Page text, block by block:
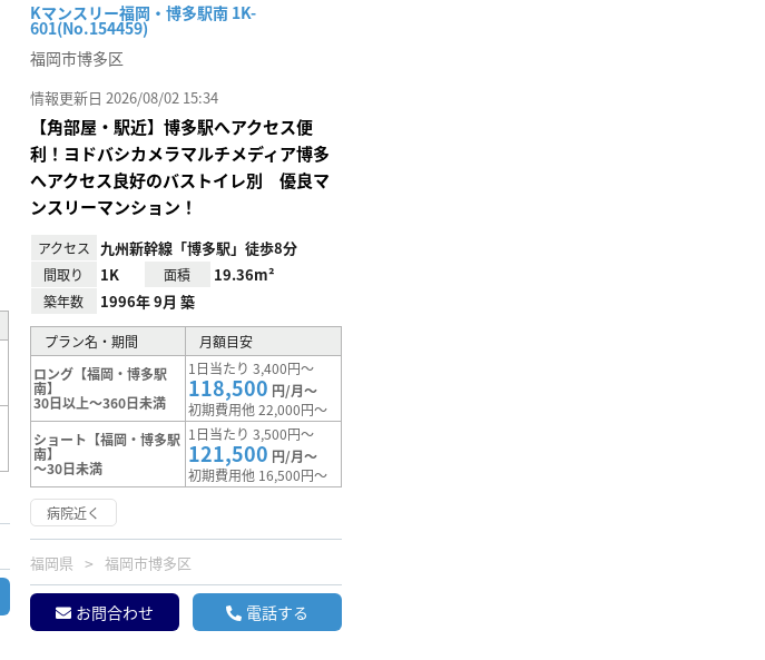
Kマンスリー福岡・博多駅南 1K-
601(No.154459)
福岡市博多区
情報更新日 2026/08/02 15:34
【角部屋・駅近】博多駅へアクセス便
利！ヨドバシカメラマルチメディア博多
へアクセス良好のバストイレ別 優良マ
ンスリーマンション！
アクセス 九州新幹線「博多駅」徒歩8分
間取り 1K 面積 19.36m²
築年数 1996年 9月 築
プラン名・期間
月額目安
ロング【福岡・博多駅
南】
30日以上～360日未満
1日当たり 3,400円～
118,500 円/月～
初期費用他 22,000円～
ショート【福岡・博多駅
南】
～30日未満
1日当たり 3,500円～
121,500 円/月～
初期費用他 16,500円～
病院近く
福岡県 福岡市博多区
お問合わせ 電話する